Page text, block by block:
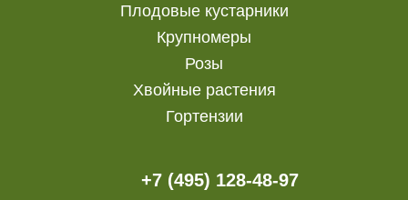
Плодовые кустарники
Крупномеры
Розы
Хвойные растения
Гортензии
+7 (495) 128-48-97